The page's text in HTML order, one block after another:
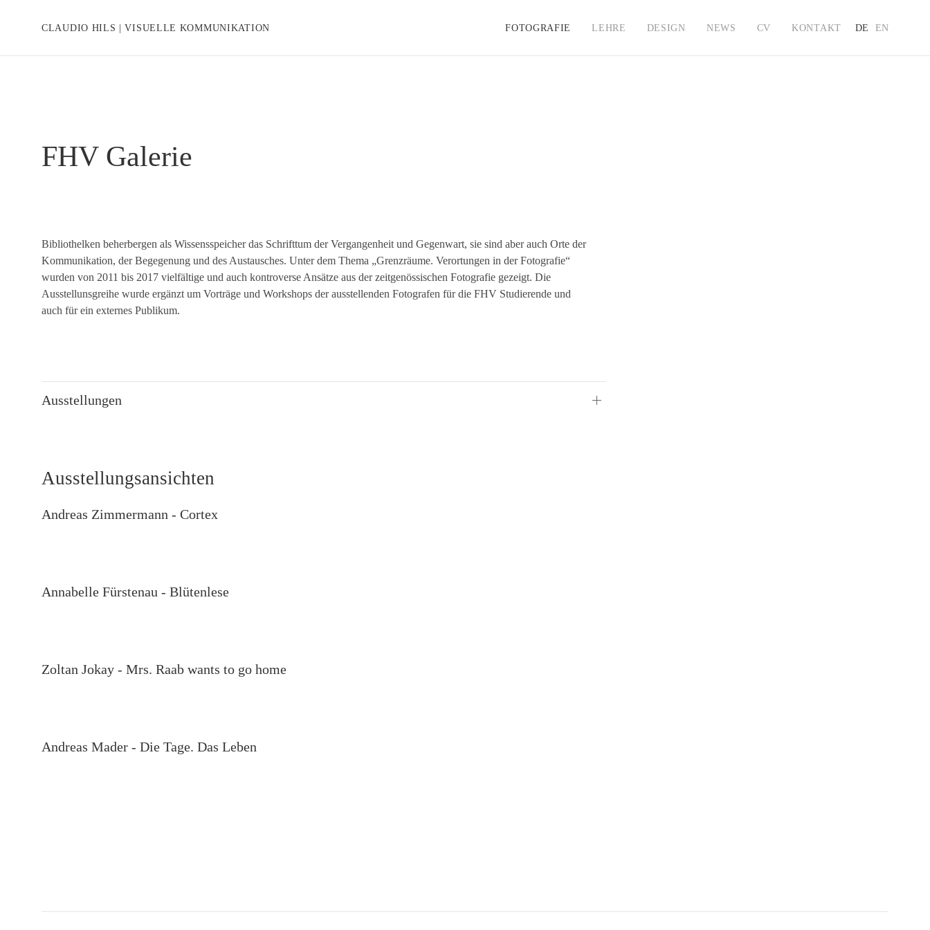
CLAUDIO HILS | VISUELLE KOMMUNIKATION FOTOGRAFIE LEHRE DESIGN NEWS CV KONTAKT DE EN
FHV Galerie
Bibliothelken beherbergen als Wissensspeicher das Schrifttum der Vergangenheit und Gegenwart, sie sind aber auch Orte der
Kommunikation, der Begegenung und des Austausches. Unter dem Thema „Grenzräume. Verortungen in der Fotografie“
wurden von 2011 bis 2017 vielfältige und auch kontroverse Ansätze aus der zeitgenössischen Fotografie gezeigt. Die
Ausstellunsgreihe wurde ergänzt um Vorträge und Workshops der ausstellenden Fotografen für die FHV Studierende und
auch für ein externes Publikum.
Ausstellungen
Ausstellungsansichten
Andreas Zimmermann - Cortex
Annabelle Fürstenau - Blütenlese
Zoltan Jokay - Mrs. Raab wants to go home
Andreas Mader - Die Tage. Das Leben